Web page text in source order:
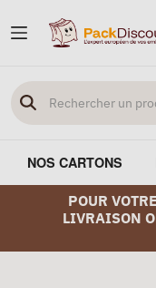
NOS CARTONS
POUR
LIVRAISON